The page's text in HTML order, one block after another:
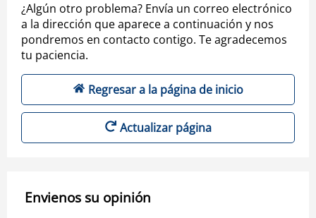
¿Algún otro problema? Envía un correo electrónico
a la dirección que aparece a continuación y nos
pondremos en contacto contigo. Te agradecemos
tu paciencia.
Regresar a la página de inicio
Actualizar página
Envienos su opinión